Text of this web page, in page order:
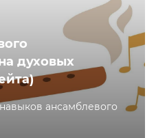
духовых
ансамблевого